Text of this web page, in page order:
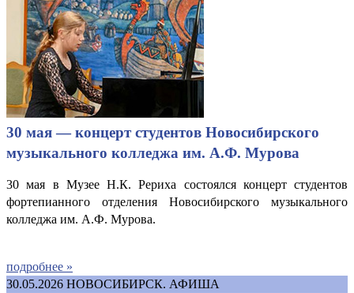
30 мая — концерт студентов Новосибирского
музыкального колледжа им. А.Ф. Мурова
30 мая в Музее Н.К. Рериха состоялся концерт студентов
фортепианного отделения Новосибирского музыкального
колледжа им. А.Ф. Мурова.
подробнее »
30.05.2026 НОВОСИБИРСК. АФИША